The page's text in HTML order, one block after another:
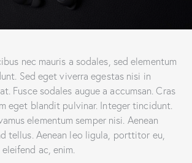
nec mauris a sodales, sed elementum
Sed eget viverra egestas nisi in
Fusce sodales augue a accumsan. Cras
eget blandit pulvinar. Integer tincidunt.
elementum semper nisi. Aenean
tellus. Aenean leo ligula, porttitor eu,
ac, enim.